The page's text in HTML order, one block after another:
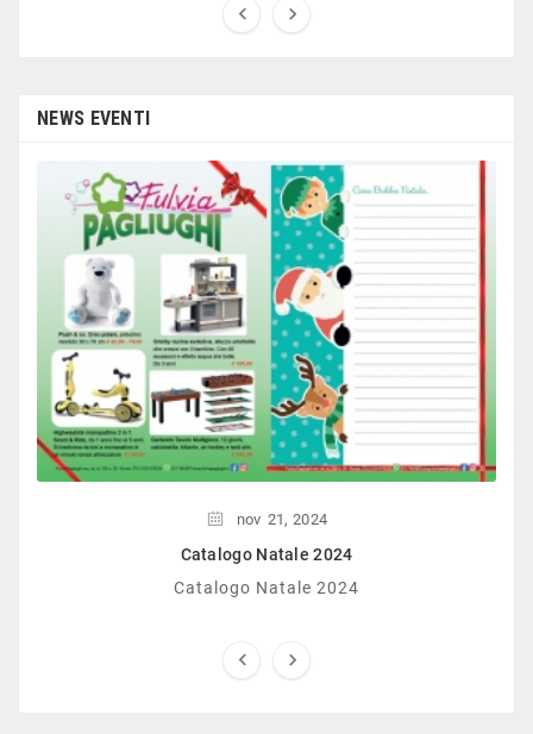
sezione dedicata all’arredo giardino, giochi all’aperto,
 
NEWS EVENTI
nov 21, 2024
Catalogo Natale 2024
Catalogo Natale 2024
 